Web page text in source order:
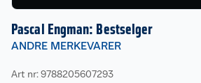
Pascal Engman: Bestselger
ANDRE MERKEVARER
Art nr: 9788205607293